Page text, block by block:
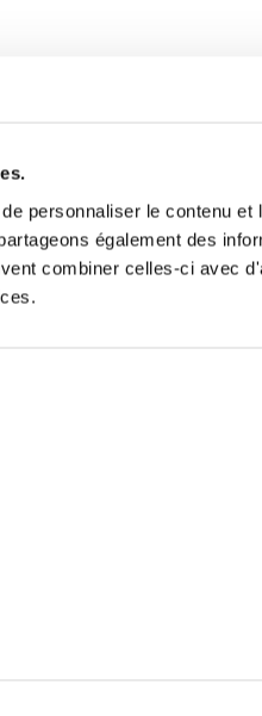
personnaliser le contenu
également des
combiner celles-ci avec